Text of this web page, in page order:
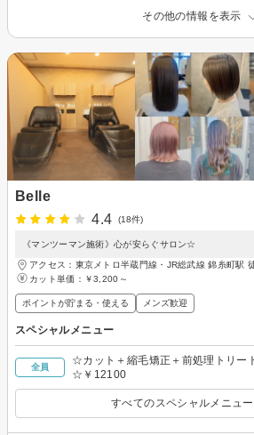
その他の情報を表示
Belle
4.4
(18件)
《マンツーマン施術》心が安らぐサロン☆
アクセス：東京メトロ半蔵門線・JR総武線 錦糸町駅
カット単価： ￥3,200～
ポイントが貯まる・使える メンズ歓迎
スペシャルメニュー
全員
☆カット＋縮毛矯正＋前処理トリー
☆￥12100
すべてのスペシャルメニュ